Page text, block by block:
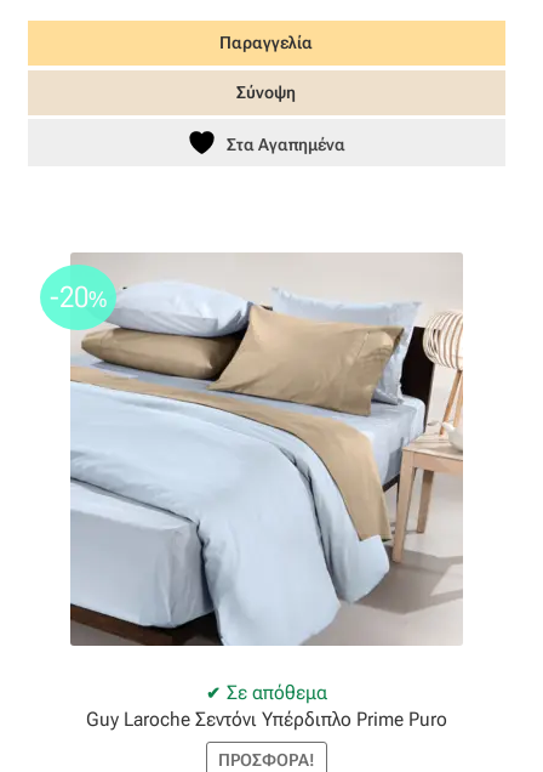
price
was:
27,00 €.
τρέχουσα
τιμή
είναι:
Παραγγελία
Σύνοψη
Στα Αγαπημένα
Σε απόθεμα
-20%
Guy Laroche Σεντόνι Υπέρδιπλο Prime Puro
ΠΡΟΣΦΟΡΆ!